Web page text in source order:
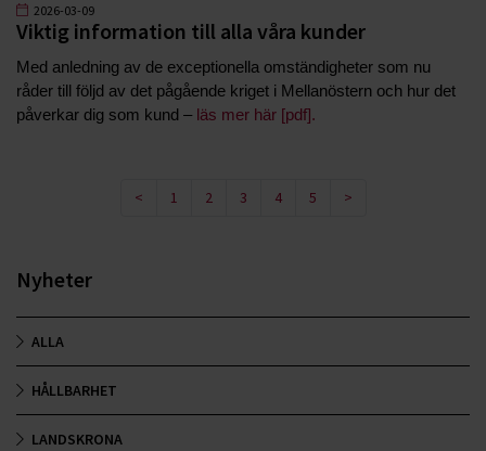
2026-03-09
Viktig information till alla våra kunder
Med anledning av de exceptionella omständigheter som nu
råder till följd av det pågående kriget i Mellanöstern och hur det
påverkar dig som kund – läs mer här [pdf].
< 1 2 3 4 5 >
Nyheter
ALLA
HÅLLBARHET
LANDSKRONA